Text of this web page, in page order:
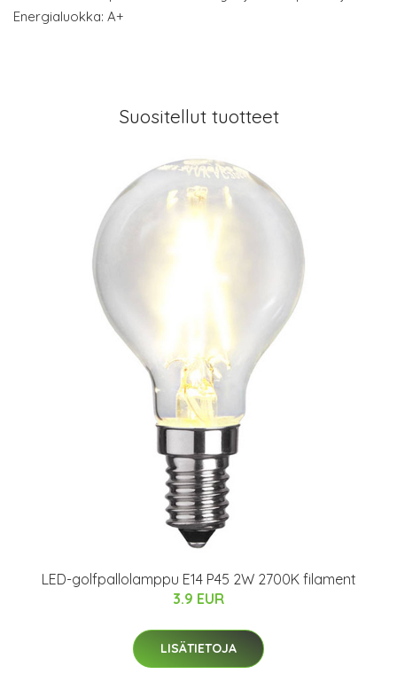
Energialuokka: A+
Suositellut tuotteet
LED-golfpallolamppu E14 P45 2W 2700K filament
3.9 EUR
LISÄTIETOJA